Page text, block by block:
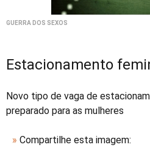
GUERRA DOS SEXOS
Estacionamento
Novo tipo de vaga de
preparado para as mulheres
» Compartilhe esta imagem: